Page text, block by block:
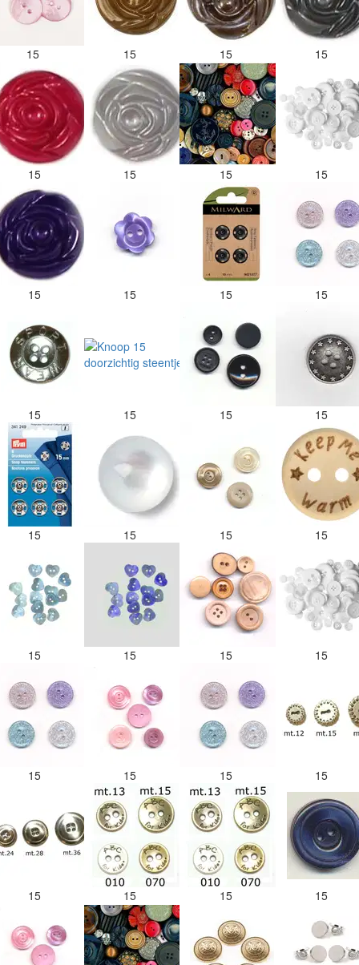
15 15 15 15
15 15 15 15
15 15 15 15
15 15 15 15
15 15 15 15
15 15 15 15
15 15 15 15
15 15 15 15